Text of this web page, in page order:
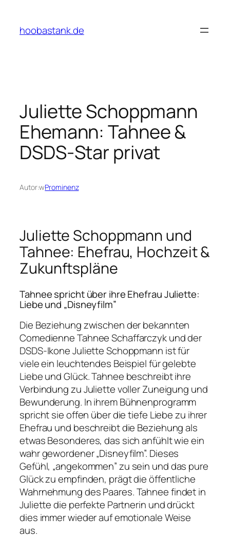
treścihoobastank.de
Juliette Schoppmann
Ehemann: Tahnee &
DSDS-Star privat
Autor:wProminenz
Juliette Schoppmann und
Tahnee: Ehefrau, Hochzeit &
Zukunftspläne
Tahnee spricht über ihre Ehefrau Juliette:
Liebe und „Disneyfilm”
Die Beziehung zwischen der bekannten
Comedienne Tahnee Schaffarczyk und der
DSDS-Ikone Juliette Schoppmann ist für
viele ein leuchtendes Beispiel für gelebte
Liebe und Glück. Tahnee beschreibt ihre
Verbindung zu Juliette voller Zuneigung und
Bewunderung. In ihrem Bühnenprogramm
spricht sie offen über die tiefe Liebe zu ihrer
Ehefrau und beschreibt die Beziehung als
etwas Besonderes, das sich anfühlt wie ein
wahr gewordener „Disneyfilm”. Dieses
Gefühl, „angekommen” zu sein und das pure
Glück zu empfinden, prägt die öffentliche
Wahrnehmung des Paares. Tahnee findet in
Juliette die perfekte Partnerin und drückt
dies immer wieder auf emotionale Weise
aus.